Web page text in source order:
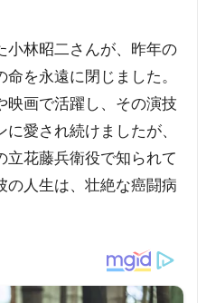
小林昭二さんが、昨年の
を永遠に閉じました。
映画で活躍し、その演技
愛され続けましたが、
花藤兵衛役で知られて
の人生は、壮絶な癌闘病